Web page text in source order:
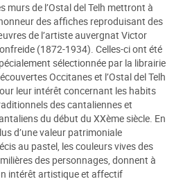
murs de l’Ostal del Telh mettront à
des affiches reproduisant des
de l’artiste auvergnat Victor
(1872-1934). Celles-ci ont été
sélectionnée par la librairie
Occitanes et l’Ostal del Telh
leur intérêt concernant les habits
des cantaliennes et
du début du XXème siècle. En
d’une valeur patrimoniale
au pastel, les couleurs vives des
des personnages, donnent à
intérêt artistique et affectif